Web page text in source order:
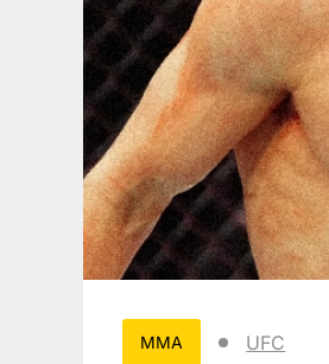
MMA UFC